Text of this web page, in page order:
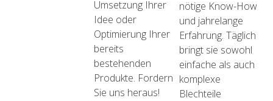
Umsetzung Ihrer
Idee oder
Optimierung Ihrer
bereits
bestehenden
Produkte. Fordern
Sie uns heraus!
nötige Know-How
und jahrelange
Erfahrung. Täglich
bringt sie sowohl
einfache als auch
komplexe
Blechteile